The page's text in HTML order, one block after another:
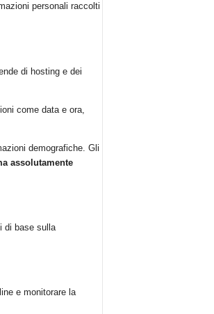
personali raccolti
di hosting e dei
come data e ora,
demografiche. Gli
assolutamente
di base sulla
e monitorare la